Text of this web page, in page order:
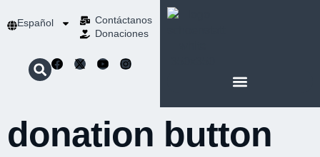
Español
Contáctanos
Donaciones
donation button